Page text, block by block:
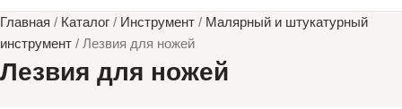
Главная / Каталог / Инструмент / Малярный и штукатурный
инструмент / Лезвия для ножей
Лезвия для ножей